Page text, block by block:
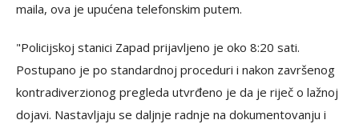
maila, ova je upućena telefonskim putem.
"Policijskoj stanici Zapad prijavljeno je oko 8:20 sati.
Postupano je po standardnoj proceduri i nakon završenog
kontradiverzionog pregleda utvrđeno je da je riječ o lažnoj
dojavi. Nastavljaju se daljnje radnje na dokumentovanju i